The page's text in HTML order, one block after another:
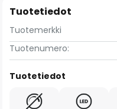
Tuotetiedot
Tuotemerkki
Tuotenumero:
Tuotetiedot